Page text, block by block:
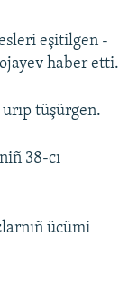
eşitilgen -
haber etti.
urıp tüşürgen.
38-cı
ücümi